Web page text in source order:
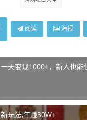
阅读 海报
天变现1000+，新人也能
玩法,年赚30W+